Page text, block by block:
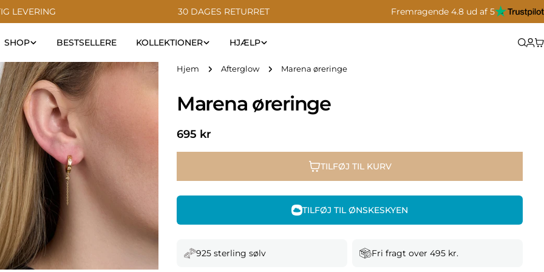
LEVERING 30 DAGES RETURRET Fremragende 4.8 ud af 5
SHOP BESTSELLERE KOLLEKTIONER HJÆLP
Hjem Afterglow Marena øreringe
Marena øreringe
Normal
pris
695 kr
TILFØJ TIL KURV
TILFØJ TIL ØNSKESKYEN
925 sterling sølv Fri fragt over 495 kr.